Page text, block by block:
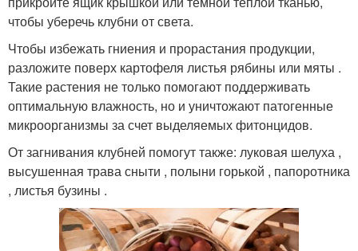
чтобы уберечь клубни от света.
Чтобы избежать гниения и прорастания продукции,
разложите поверх картофеля листья рябины или мяты .
Такие растения не только помогают поддерживать
оптимальную влажность, но и уничтожают патогенные
микроорганизмы за счет выделяемых фитонцидов.
От загнивания клубней помогут также: луковая шелуха ,
высушенная трава сныти , полыни горькой , папоротника
, листья бузины .